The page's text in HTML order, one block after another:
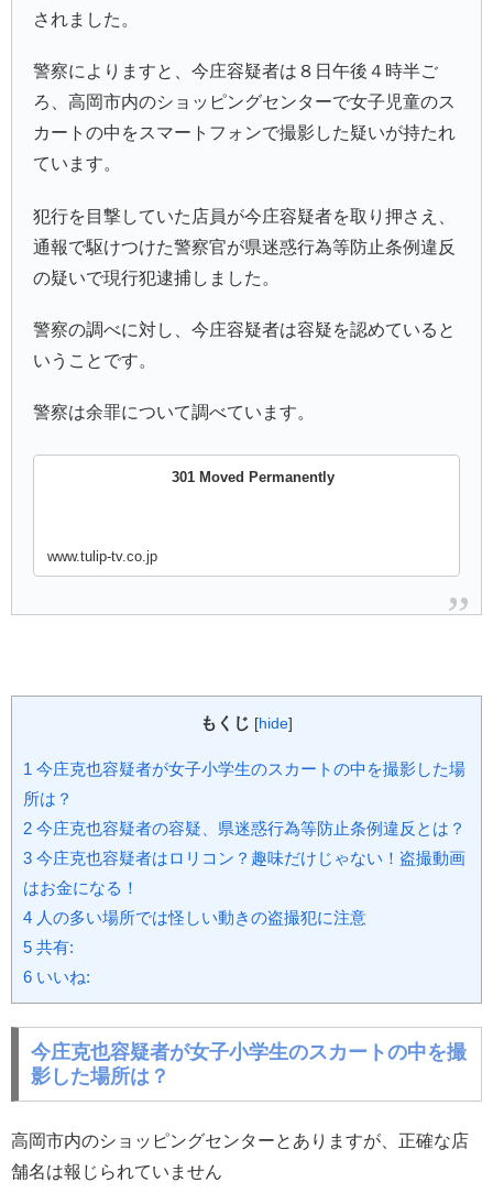
されました。
警察によりますと、今庄容疑者は８日午後４時半ご
ろ、高岡市内のショッピングセンターで女子児童のス
カートの中をスマートフォンで撮影した疑いが持たれ
ています。
犯行を目撃していた店員が今庄容疑者を取り押さえ、
通報で駆けつけた警察官が県迷惑行為等防止条例違反
の疑いで現行犯逮捕しました。
警察の調べに対し、今庄容疑者は容疑を認めていると
いうことです。
警察は余罪について調べています。
301 Moved Permanently
www.tulip-tv.co.jp
もくじ [hide]
1 今庄克也容疑者が女子小学生のスカートの中を撮影した場
所は？
2 今庄克也容疑者の容疑、県迷惑行為等防止条例違反とは？
3 今庄克也容疑者はロリコン？趣味だけじゃない！盗撮動画
はお金になる！
4 人の多い場所では怪しい動きの盗撮犯に注意
5 共有:
6 いいね:
今庄克也容疑者が女子小学生のスカートの中を撮
影した場所は？
高岡市内のショッピングセンターとありますが、正確な店
舗名は報じられていません